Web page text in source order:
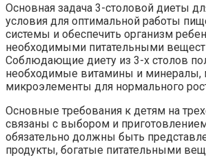
Основная задача 3-столовой диеты
условия для оптимальной работы
системы и обеспечить организм
необходимыми питательными
Соблюдающие диету из 3-х столов
необходимые витамины и минералы,
микроэлементы для нормального
Основные требования к детям на
связаны с выбором и
обязательно должны быть
продукты, богатые питательными